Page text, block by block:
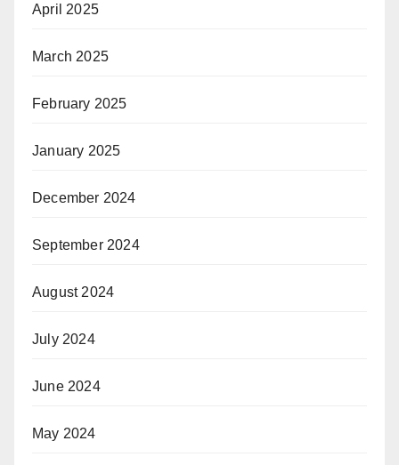
April 2025
March 2025
February 2025
January 2025
December 2024
September 2024
August 2024
July 2024
June 2024
May 2024